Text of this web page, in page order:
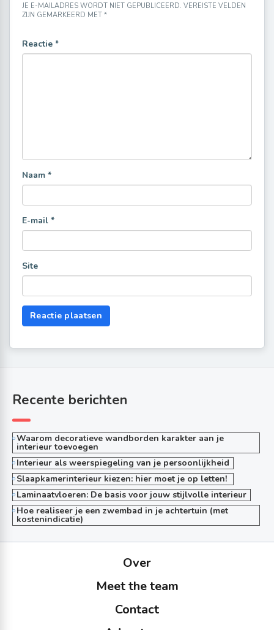
JE E-MAILADRES WORDT NIET GEPUBLICEERD. VEREISTE VELDEN
ZIJN GEMARKEERD MET *
Reactie *
Naam *
E-mail *
Site
Recente berichten
Waarom decoratieve wandborden karakter aan je
interieur toevoegen
Interieur als weerspiegeling van je persoonlijkheid
Slaapkamerinterieur kiezen: hier moet je op letten!
Laminaatvloeren: De basis voor jouw stijlvolle interieur
Hoe realiseer je een zwembad in je achtertuin (met
kostenindicatie)
Over
Meet the team
Contact